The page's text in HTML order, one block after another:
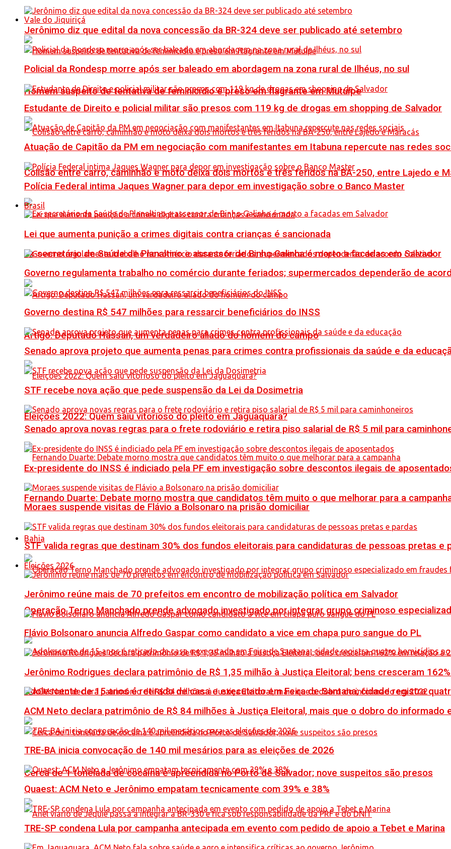
Vale do Jiquiriçá
Homem suspeito de tentativa de feminicídio é preso em flagrante em Mutuípe
Colisão entre carro, caminhão e moto deixa dois mortos e três feridos na BA-250, entre Lajedo e
Ex-secretário de Saúde de Planaltino e assessor de Binho Galinha é morto a facadas em Salvador
Artigo: Deputado Hassan, um verdadeiro aliado do homem do campo
Eleições 2022: Quem saiu vitorioso do pleito em Jaguaquara?
Fernando Duarte: Debate morno mostra que candidatos têm muito o que melhorar para a
Bahia
Operação Terno Manchado prende advogado investigado por integrar grupo criminoso
Adolescente de 15 anos é retirado de casa e executado em Feira de Santana; cidade registra
Cerca de 1 tonelada de cocaína é apreendida no Porto de Salvador; nove suspeitos são presos
Jerônimo diz que edital da nova concessão da BR-324 deve ser publicado até setembro
Policial da Rondesp morre após ser baleado em abordagem na zona rural de Ilhéus, no sul
Estudante de Direito e policial militar são presos com 119 kg de drogas em shopping de Salvador
Atuação de Capitão da PM em negociação com manifestantes em Itabuna repercute nas redes
Polícia Federal intima Jaques Wagner para depor em investigação sobre o Banco Master
Brasil
Lei que aumenta punição a crimes digitais contra crianças é sancionada
Governo regulamenta trabalho no comércio durante feriados; supermercados dependerão de
Governo destina R$ 547 milhões para ressarcir beneficiários do INSS
Senado aprova projeto que aumenta penas para crimes contra profissionais da saúde e da
STF recebe nova ação que pede suspensão da Lei da Dosimetria
Senado aprova novas regras para o frete rodoviário e retira piso salarial de R$ 5 mil para
Ex-presidente do INSS é indiciado pela PF em investigação sobre descontos ilegais de
Moraes suspende visitas de Flávio a Bolsonaro na prisão domiciliar
STF valida regras que destinam 30% dos fundos eleitorais para candidaturas de pessoas pretas e
Eleições 2026
Jerônimo reúne mais de 70 prefeitos em encontro de mobilização política em Salvador
Flávio Bolsonaro anuncia Alfredo Gaspar como candidato a vice em chapa puro sangue do PL
Jerônimo Rodrigues declara patrimônio de R$ 1,35 milhão à Justiça Eleitoral; bens cresceram
ACM Neto declara patrimônio de R$ 84 milhões à Justiça Eleitoral, mais que o dobro do informado
TRE-BA inicia convocação de 140 mil mesários para as eleições de 2026
Quaest: ACM Neto e Jerônimo empatam tecnicamente com 39% e 38%
TRE-SP condena Lula por campanha antecipada em evento com pedido de apoio a Tebet e Marina